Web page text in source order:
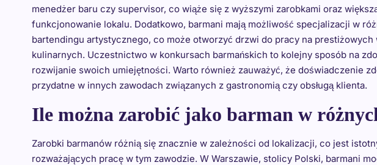
menedżer baru czy supervisor, co wiąże się z wyższymi zarobkami oraz
funkcjonowanie lokalu. Dodatkowo, barmani mają możliwość specjalizacji w
bartendingu artystycznego, co może otworzyć drzwi do pracy na
kulinarnych. Uczestnictwo w konkursach barmańskich to kolejny sposób na
rozwijanie swoich umiejętności. Warto również zauważyć, że doświadczenie
przydatne w innych zawodach związanych z gastronomią czy obsługą klienta.
Ile można zarobić jako barman w
Zarobki barmanów różnią się znacznie w zależności od lokalizacji, co jest
rozważających pracę w tym zawodzie. W Warszawie, stolicy Polski, barmani